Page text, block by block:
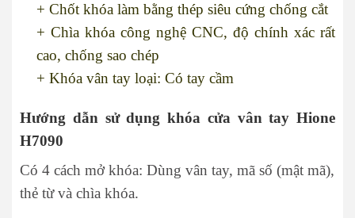
+ Chốt khóa làm bằng thép siêu cứng chống cắt
+ Chìa khóa công nghệ CNC, độ chính xác rất
cao, chống sao chép
+ Khóa vân tay loại: Có tay cầm
Hướng dẫn sử dụng khóa cửa vân tay Hione
H7090
Có 4 cách mở khóa: Dùng vân tay, mã số (mật mã),
thẻ từ và chìa khóa.